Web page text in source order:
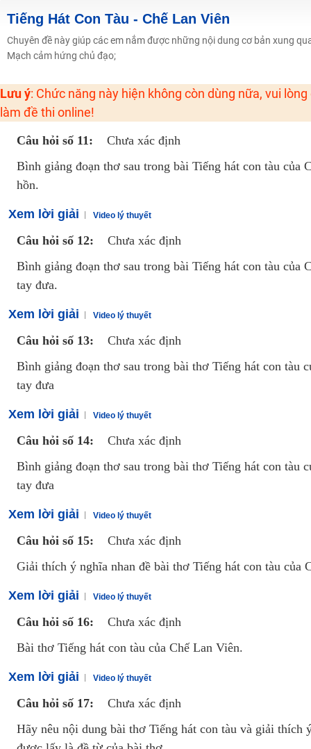
2K6! Lộ Trình Sun 2024 - Ba bước luyện thi TN THPT - ĐH ít nhất 25 điểm
Hot! Lễ hội đồng giá 449K - 499K toàn bộ khoá học tại Tuyensinh247
Khuyến Mãi Khoá Học 1K Chỉ Từ 11-13/09/2024
Khai giảng các khóa lớp 9 Toán - Lý - Hóa - Văn - Anh năm 2018
Khai giảng khóa Ngữ văn 7 - xây nền vững chắc cho tương lai!
Luyện thi vào lớp 10 môn Toán, Văn, Hóa, Anh, Lý với giáo viên giỏi và nổi
Tiếng Hát Con Tàu - Chế Lan Viên
Chuyên đề này giúp các em nắm được những nội dung cơ bản xung
Mạch cảm hứng chủ đạo;
Lưu ý: Chức năng này hiện không còn dùng nữa, vui
làm đề thi online!
Câu hỏi số 11:
Chưa xác định
Bình giảng đoạn thơ sau trong bài Tiếng hát con tàu
hồn.
Xem lời giải Video lý thuyết
Câu hỏi số 12:
Chưa xác định
Bình giảng đoạn thơ sau trong bài Tiếng hát con tàu
tay đưa.
Xem lời giải Video lý thuyết
Câu hỏi số 13:
Chưa xác định
Bình giảng đoạn thơ sau trong bài thơ Tiếng hát con
tay đưa
Xem lời giải Video lý thuyết
Câu hỏi số 14:
Chưa xác định
Bình giảng đoạn thơ sau trong bài thơ Tiếng hát con
tay đưa
Xem lời giải Video lý thuyết
Câu hỏi số 15:
Chưa xác định
Giải thích ý nghĩa nhan đề bài thơ Tiếng hát con tàu của
Xem lời giải Video lý thuyết
Câu hỏi số 16:
Chưa xác định
Bài thơ Tiếng hát con tàu của Chế Lan Viên.
Xem lời giải Video lý thuyết
Câu hỏi số 17:
Chưa xác định
Hãy nêu nội dung bài thơ Tiếng hát con tàu và giải